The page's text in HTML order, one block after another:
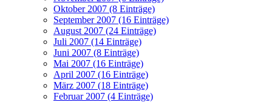
Oktober 2007 (8 Einträge)
September 2007 (16 Einträge)
August 2007 (24 Einträge)
Juli 2007 (14 Einträge)
Juni 2007 (8 Einträge)
Mai 2007 (16 Einträge)
April 2007 (16 Einträge)
März 2007 (18 Einträge)
Februar 2007 (4 Einträge)